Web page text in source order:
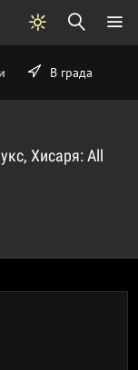
В града
Хисаря: All